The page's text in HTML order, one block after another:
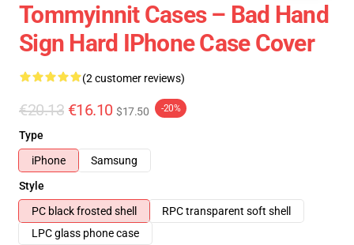
Tommyinnit Cases – Bad Hand
Sign Hard IPhone Case Cover
(2 customer reviews)
€20.13 €16.10 $17.50 -20%
Type
iPhone
Samsung
Style
PC black frosted shell
RPC transparent soft shell
LPC glass phone case